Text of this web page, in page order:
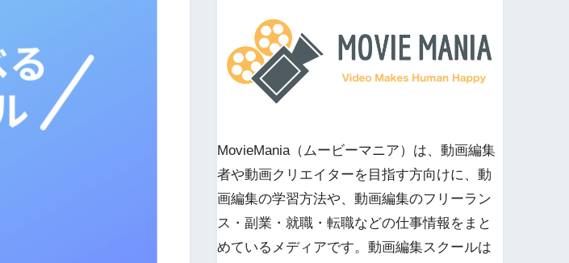
MovieMania（ムービーマニア）は、動画編集
者や動画クリエイターを目指す方向けに、動
画編集の学習方法や、動画編集のフリーラン
ス・副業・就職・転職などの仕事情報をまと
めているメディアです。動画編集スクールは